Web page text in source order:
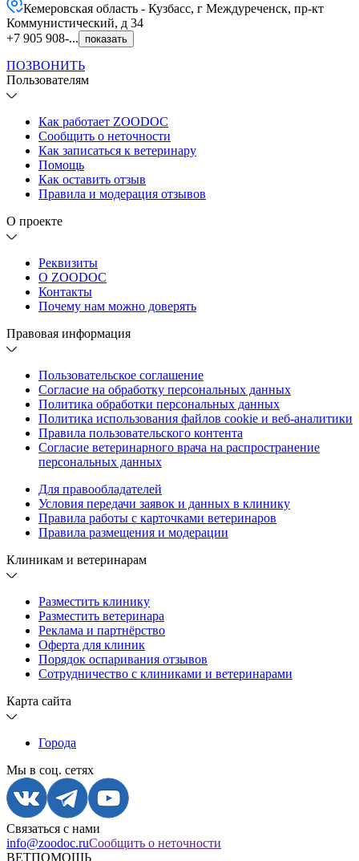
Кемеровская область - Кузбасс, г Междуреченск, пр-кт
Коммунистический, д 34
+7 905 908-...
показать
ПОЗВОНИТЬ
Пользователям
Как работает ZOODOC
Сообщить о неточности
Как записаться к ветеринару
Помощь
Как оставить отзыв
Правила и модерация отзывов
О проекте
Реквизиты
О ZOODOC
Контакты
Почему нам можно доверять
Правовая информация
Пользовательское соглашение
Согласие на обработку персональных данных
Политика обработки персональных данных
Политика использования файлов cookie и веб-аналитики
Правила пользовательского контента
Согласие ветеринарного врача на распространение
персональных данных
Для правообладателей
Условия передачи заявок и данных в клинику
Правила работы с карточками ветеринаров
Правила размещения и модерации
Клиникам и ветеринарам
Разместить клинику
Разместить ветеринара
Реклама и партнёрство
Оферта для клиник
Порядок оспаривания отзывов
Сотрудничество с клиниками и ветеринарами
Карта сайта
Города
Мы в соц. сетях
Связаться с нами
info@zoodoc.ruСообщить о неточности
ВЕТПОМОЩЬ